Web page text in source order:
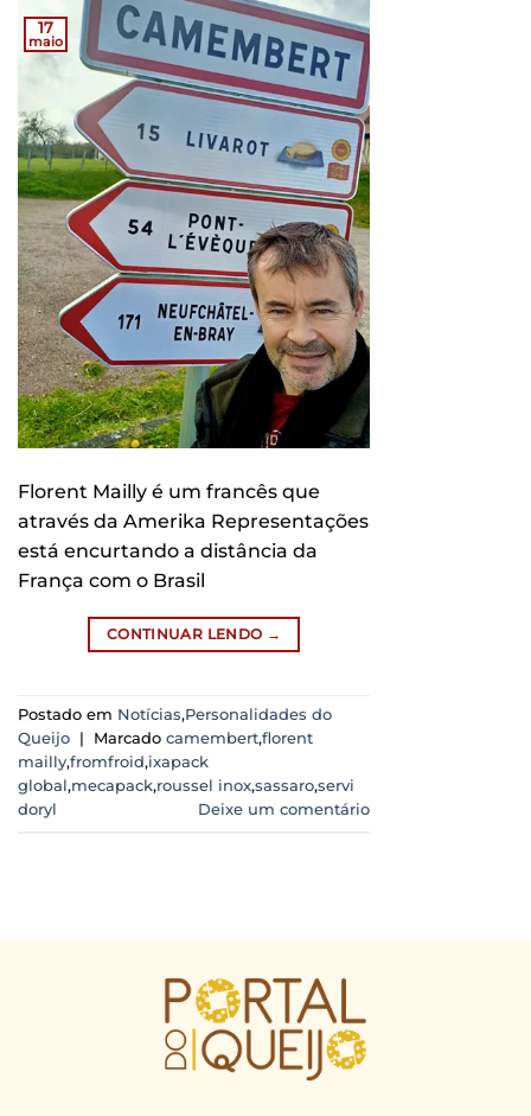
17
maio
Florent Mailly é um francês que
através da Amerika Representações
está encurtando a distância da
França com o Brasil
CONTINUAR LENDO →
Postado em Notícias,Personalidades do
Queijo | Marcado camembert,florent
mailly,fromfroid,ixapack
global,mecapack,roussel inox,sassaro,servi
doryl
Deixe um comentário